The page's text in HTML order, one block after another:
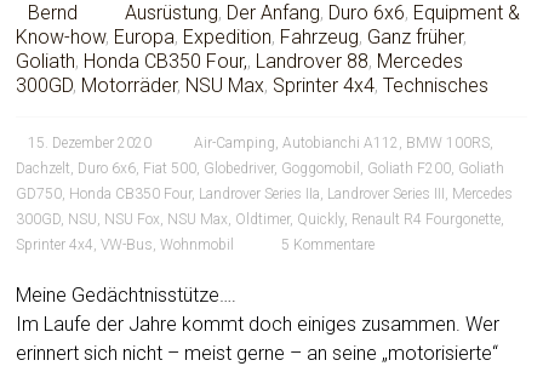
Bernd Ausrüstung, Der Anfang, Duro 6x6, Equipment &
Know-how, Europa, Expedition, Fahrzeug, Ganz früher,
Goliath, Honda CB350 Four,, Landrover 88, Mercedes
300GD, Motorräder, NSU Max, Sprinter 4x4,Technisches
15. Dezember 2020 Air-Camping,Autobianchi A112 , BMW 100RS,
Dachzelt, Duro 6x6, Fiat 500, Globedriver, Goggomobil , Goliath F200, Goliath
GD750, Honda CB350 Four, Landrover Series IIa, Landrover Series III , Mercedes
300GD, NSU, NSU Fox, NSU Max, Oldtimer, Quickly, Renault R4 Fourgonette,
Sprinter 4x4,VW-Bus,Wohnmobil 5 Kommentare
Meine Gedächtnisstütze….
Im Laufe der Jahre kommt doch einiges zusammen. Wer
erinnert sich nicht – meist gerne – an seine „motorisierte“